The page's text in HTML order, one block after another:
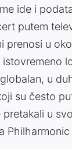
ide i
putem
prenosi u
u
su često
u
Philharmonic